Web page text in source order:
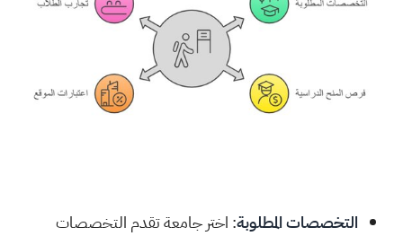
التخصصات المطلوبة: اختر جامعة تقدم التخصصات